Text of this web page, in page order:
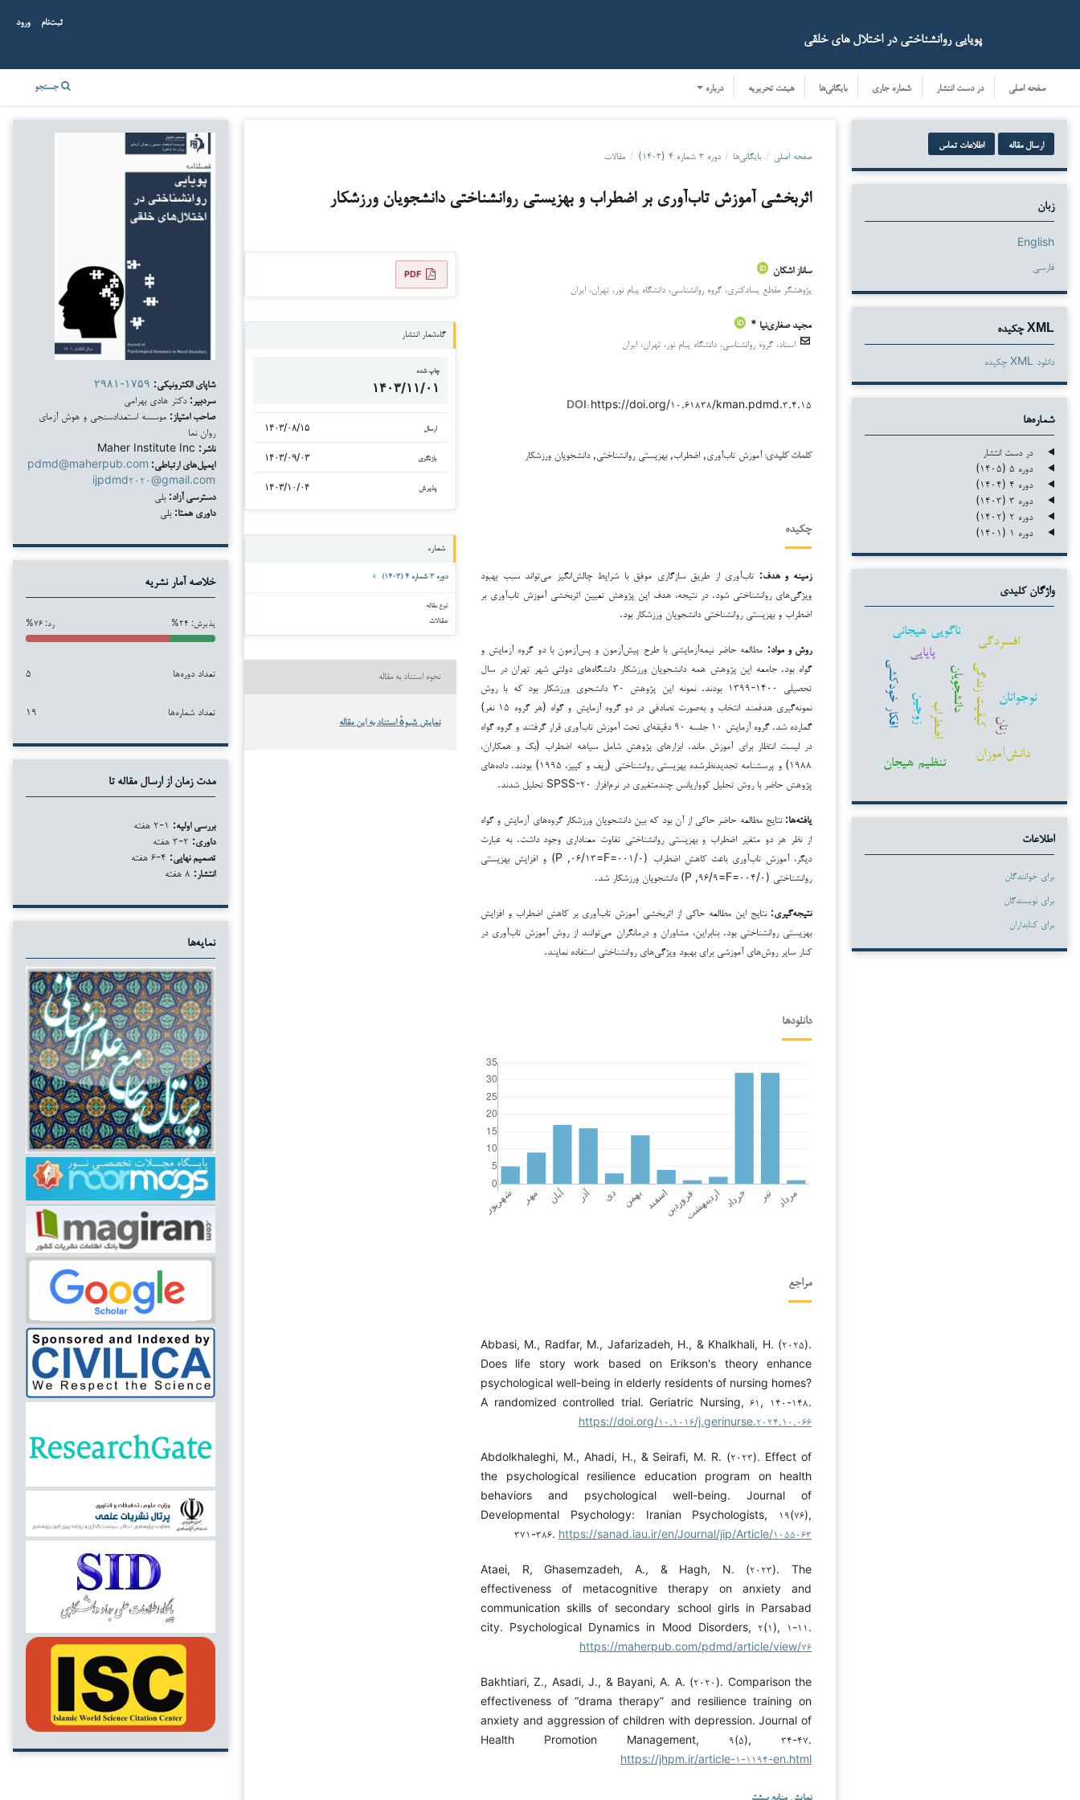
پویایی روانشناختی در اختلال های خلقی
صفحه اصلی در دست انتشار شماره جاری بایگانی‌ها هیئت تحریریه درباره جستجو
ثبت‌نام ورود
ارسال مقاله اطلاعات تماس
زبان
English
فارسی
XML چکیده
دانلود XML چکیده
شماره‌ها
در دست انتشار
دوره ۵ (۱۴۰۵)
دوره ۴ (۱۴۰۴)
دوره ۳ (۱۴۰۳)
دوره ۲ (۱۴۰۲)
دوره ۱ (۱۴۰۱)
واژگان کلیدی
اضطراب
دانشجویانکیفیت زندگی نوجوانان
افسردگی
دانش‌آموزان
زنان
تنظیم هیجان
ناگویی هیجانی
زوجین افکار خودکشی
پایایی
اطلاعات
برای خوانندگان
برای نویسندگان
برای کتابداران
صفحه اصلی / بایگانی‌ها / دوره ۳ شماره ۴ (۱۴۰۳) / مقالات
اثربخشی آموزش تاب‌آوری بر اضطراب و بهزیستی روانشناختی دانشجویان ورزشکار
ساناز اشکان
پژوهشگر مقطع پسادکتری، گروه روانشناسی، دانشگاه پیام نور، تهران، ایران
مجید صفاری‌نیا *
استاد، گروه روانشناسی، دانشگاه پیام نور، تهران، ایران
DOI: https://doi.org/۱۰.۶۱۸۳۸/kman.pdmd.۳.۴.۱۵
کلمات کلیدی: آموزش تاب‌آوری, اضطراب, بهزیستی روانشناختی, دانشجویان ورزشکار
چکیده
زمینه و هدف: تاب‌آوری از طریق سازگاری موفق با شرایط چالش‌انگیز می‌تواند سبب بهبود
ویژگی‌های روانشناختی شود. در نتیجه، هدف این پژوهش تعیین اثربخشی آموزش تاب‌آوری بر
اضطراب و بهزیستی روانشناختی دانشجویان ورزشکار بود.
روش و مواد: مطالعه حاضر نیمه‌آزمایشی با طرح پیش‌آزمون و پس‌آزمون با دو گروه آزمایش و
گواه بود. جامعه این پژوهش همه دانشجویان ورزشکار دانشگاه‌های دولتی شهر تهران در سال
تحصیلی ۱۴۰۰-۱۳۹۹ بودند. نمونه این پژوهش ۳۰ دانشجوی ورزشکار بود که با روش
نمونه‌گیری هدفمند انتخاب و به‌صورت تصادفی در دو گروه آزمایش و گواه (هر گروه ۱۵ نفر)
گمارده شد. گروه آزمایش ۱۰ جلسه ۹۰ دقیقه‌ای تحت آموزش تاب‌آوری قرار گرفتند و گروه گواه
در لیست انتظار برای آموزش ماند. ابزارهای پژوهش شامل سیاهه اضطراب (بک و همکاران،
۱۹۸۸) و پرسشنامه تجدیدنظرشده بهزیستی روانشناختی (ریف و کییز، ۱۹۹۵) بودند. داده‌های
پژوهش حاضر با روش تحلیل کوواریانس چندمتغیری در نرم‌افزار SPSS-۲۰ تحلیل شدند.
یافته‌ها: نتایج مطالعه حاضر حاکی از آن بود که بین دانشجویان ورزشکار گروه‌های آزمایش و گواه
از نظر هر دو متغیر اضطراب و بهزیستی روانشناختی تفاوت معناداری وجود داشت. به عبارت
دیگر، آموزش تاب‌آوری باعث کاهش اضطراب (۰۰۱/۰=P ,۰۶/۱۳=F) و افزایش بهزیستی
روانشناختی (۰۰۴/۰=P ,۹۶/۹=F) دانشجویان ورزشکار شد.
نتیجه‌گیری: نتایج این مطالعه حاکی از اثربخشی آموزش تاب‌آوری بر کاهش اضطراب و افزایش
بهزیستی روانشناختی بود. بنابراین، مشاوران و درمانگران می‌توانند از روش آموزش تاب‌آوری در
کنار سایر روش‌های آموزشی برای بهبود ویژگی‌های روانشناختی استفاده نمایند.
دانلودها
مراجع
Abbasi, M., Radfar, M., Jafarizadeh, H., & Khalkhali, H. (۲۰۲۵).
Does life story work based on Erikson's theory enhance
psychological well-being in elderly residents of nursing homes?
A randomized controlled trial. Geriatric Nursing, ۶۱, ۱۴۰-۱۴۸.
https://doi.org/۱۰.۱۰۱۶/j.gerinurse.۲۰۲۴.۱۰.۰۶۶
Abdolkhaleghi, M., Ahadi, H., & Seirafi, M. R. (۲۰۲۳). Effect of
the psychological resilience education program on health
behaviors and psychological well-being. Journal of
Developmental Psychology: Iranian Psychologists, ۱۹(۷۶),
۳۷۱-۳۸۶. https://sanad.iau.ir/en/Journal/jip/Article/۱۰۵۵۰۶۳
Ataei, R, Ghasemzadeh, A., & Hagh, N. (۲۰۲۳). The
effectiveness of metacognitive therapy on anxiety and
communication skills of secondary school girls in Parsabad
city. Psychological Dynamics in Mood Disorders, ۲(۱), ۱-۱۱.
https://maherpub.com/pdmd/article/view/۷۶
Bakhtiari, Z., Asadi, J., & Bayani, A. A. (۲۰۲۰). Comparison the
effectiveness of “drama therapy” and resilience training on
anxiety and aggression of children with depression. Journal of
Health Promotion Management, ۹(۵), ۳۴-۴۷.
https://jhpm.ir/article-۱-۱۱۹۴-en.html
دانلودها PDF
گاه‌شمار انتشار
چاپ شده
۱۴۰۳/۱۱/۰۱
ارسال ۱۴۰۳/۰۸/۱۵
بازنگری ۱۴۰۳/۰۹/۰۳
پذیرش ۱۴۰۳/۱۰/۰۴
شماره
دوره ۳ شماره ۴ (۱۴۰۳)
نوع مقاله
مقالات
نحوه استناد به مقاله
نمایش شیوهٔ استناد به این مقاله
شاپای الکترونیکی: ۲۹۸۱-۱۷۵۹
سردبیر: دکتر هادی بهرامی
صاحب امتیاز: موسسه استعدادسنجی و هوش آزمای
روان نما
ناشر:
ایمیل‌های ارتباطی: pdmd@maherpub.com
ijpdmd۲۰۲۰@gmail.com
دسترسی آزاد: بلی
داوری همتا: بلی
خلاصه آمار نشریه
پذیرش: ۲۴% رد: ۷۶%
تعداد دوره‌ها ۵
تعداد شماره‌ها ۱۹
مدت زمان از ارسال مقاله تا
بررسی اولیه:
داوری:
تصمیم نهایی:
انتشار:
نمایه‌ها